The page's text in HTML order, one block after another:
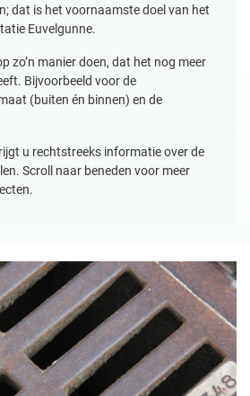
dat is het voornaamste doel van het
Euvelgunne.
zo’n manier doen, dat het nog meer
Bijvoorbeeld voor de
(buiten én binnen) en de
u rechtstreeks informatie over de
Scroll naar beneden voor meer